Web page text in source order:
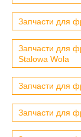
Запчасти для
Запчасти для
Stalowa Wola
Запчасти для
Запчасти для